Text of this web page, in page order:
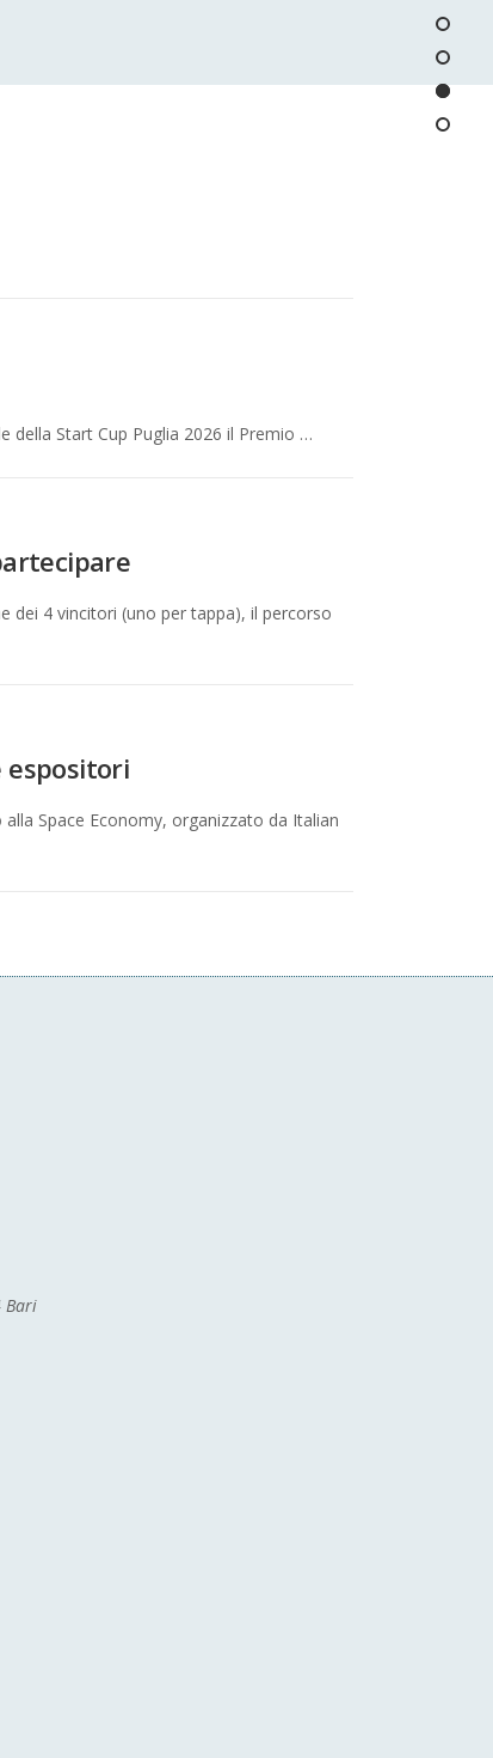
della Start Cup Puglia 2026 il Premio …
dei 4 vincitori (uno per tappa), il percorso
espositori
Space Economy, organizzato da Italian
Bari